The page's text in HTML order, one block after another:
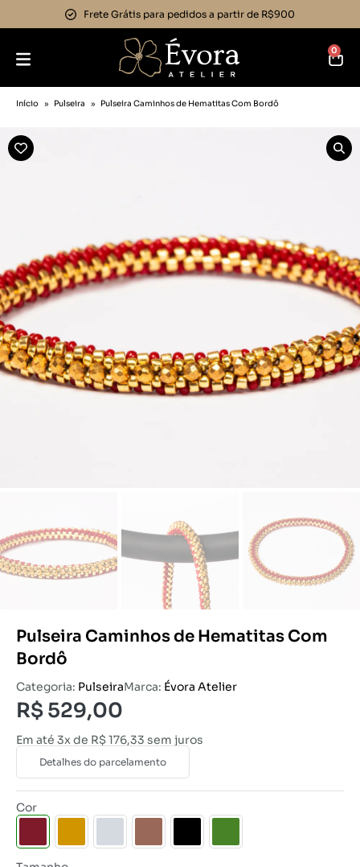
Frete Grátis para pedidos a partir de R$900
0
Início » Pulseira » Pulseira Caminhos de Hematitas Com Bordô
Pulseira Caminhos de Hematitas Com
Bordô
Categoria: PulseiraMarca: Évora Atelier
R$529,00
Em até 3x de R$176,33 sem juros
Detalhes do parcelamento
Cor